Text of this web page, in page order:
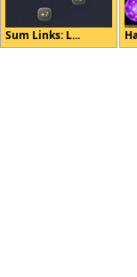
Sum Links: L...